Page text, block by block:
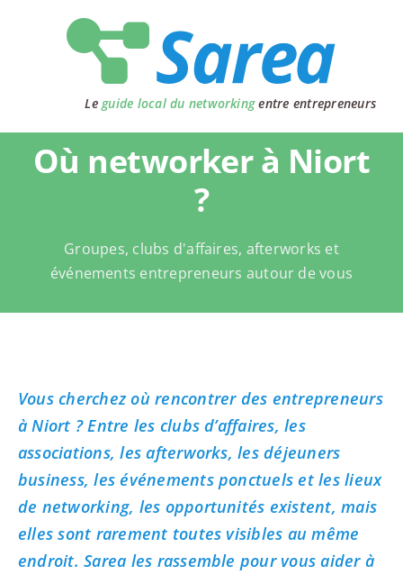
Le guide local du networkingentre entrepreneurs
Où networker à Niort
?
Groupes, clubs d'affaires, afterworks et
événements entrepreneurs autour de vous
Vous cherchez où rencontrer des entrepreneurs
à Niort ? Entre les clubs d’affaires, les
associations, les afterworks, les déjeuners
business, les événements ponctuels et les lieux
de networking, les opportunités existent, mais
elles sont rarement toutes visibles au même
endroit. Sarea les rassemble pour vous aider à